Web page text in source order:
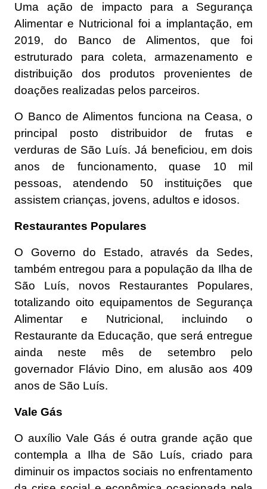
Uma ação de impacto para a Segurança
Alimentar e Nutricional foi a implantação, em
2019, do Banco de Alimentos, que foi
estruturado para coleta, armazenamento e
distribuição dos produtos provenientes de
doações realizadas pelos parceiros.
O Banco de Alimentos funciona na Ceasa, o
principal posto distribuidor de frutas e
verduras de São Luís. Já beneficiou, em dois
anos de funcionamento, quase 10 mil
pessoas, atendendo 50 instituições que
assistem crianças, jovens, adultos e idosos.
Restaurantes Populares
O Governo do Estado, através da Sedes,
também entregou para a população da Ilha de
São Luís, novos Restaurantes Populares,
totalizando oito equipamentos de Segurança
Alimentar e Nutricional, incluindo o
Restaurante da Educação, que será entregue
ainda neste mês de setembro pelo
governador Flávio Dino, em alusão aos 409
anos de São Luís.
Vale Gás
O auxílio Vale Gás é outra grande ação que
contempla a Ilha de São Luís, criado para
diminuir os impactos sociais no enfrentamento